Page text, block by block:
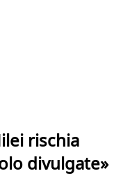
rischia
divulgate»